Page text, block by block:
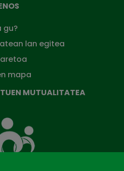
gu?
lan egitea
mapa
MUTUALITATEA